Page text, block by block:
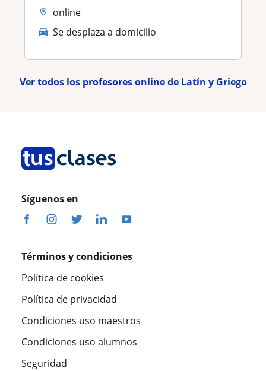
online
Se desplaza a domicilio
Ver todos los profesores online de Latín y Griego
Síguenos en
Términos y condiciones
Política de cookies
Política de privacidad
Condiciones uso maestros
Condiciones uso alumnos
Seguridad